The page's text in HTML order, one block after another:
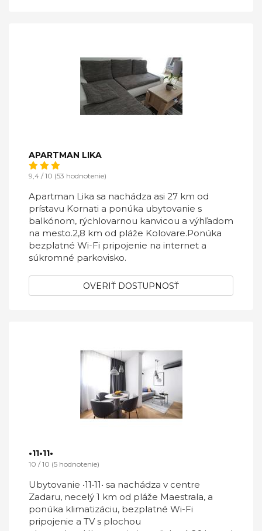
APARTMAN LIKA
9,4 / 10 (53 hodnotenie)
Apartman Lika sa nachádza asi 27 km od
prístavu Kornati a ponúka ubytovanie s
balkónom, rýchlovarnou kanvicou a výhľadom
na mesto.2,8 km od pláže Kolovare.Ponúka
bezplatné Wi-Fi pripojenie na internet a
súkromné ​​parkovisko.
OVERIŤ DOSTUPNOSŤ
•11•11•
10 / 10 (5 hodnotenie)
Ubytovanie •11•11• sa nachádza v centre
Zadaru, necelý 1 km od pláže Maestrala, a
ponúka klimatizáciu, bezplatné Wi-Fi
pripojenie a TV s plochou